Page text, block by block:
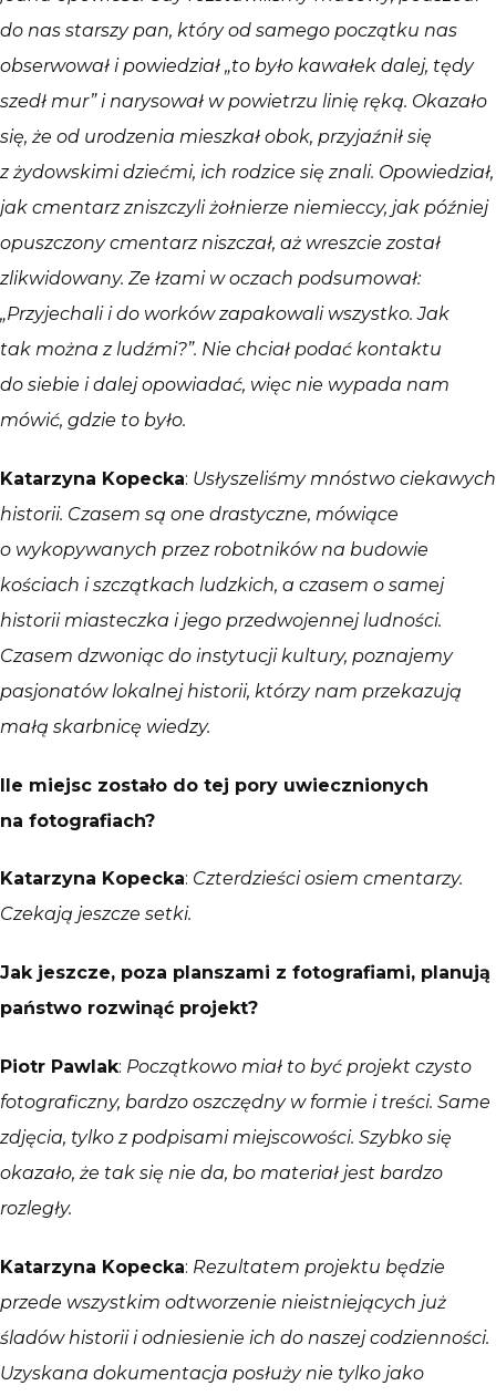
do nas starszy pan, który od samego początku nas
obserwował i powiedział „to było kawałek dalej, tędy
szedł mur” i narysował w powietrzu linię ręką. Okazało
się, że od urodzenia mieszkał obok, przyjaźnił się
z żydowskimi dziećmi, ich rodzice się znali. Opowiedział,
jak cmentarz zniszczyli żołnierze niemieccy, jak później
opuszczony cmentarz niszczał, aż wreszcie został
zlikwidowany. Ze łzami w oczach podsumował:
„Przyjechali i do worków zapakowali wszystko. Jak
tak można z ludźmi?”. Nie chciał podać kontaktu
do siebie i dalej opowiadać, więc nie wypada nam
mówić, gdzie to było.
Katarzyna Kopecka: Usłyszeliśmy mnóstwo ciekawych
historii. Czasem są one drastyczne, mówiące
o wykopywanych przez robotników na budowie
kościach i szczątkach ludzkich, a czasem o samej
historii miasteczka i jego przedwojennej ludności.
Czasem dzwoniąc do instytucji kultury, poznajemy
pasjonatów lokalnej historii, którzy nam przekazują
małą skarbnicę wiedzy.
Ile miejsc zostało do tej pory uwiecznionych
na fotografiach?
Katarzyna Kopecka: Czterdzieści osiem cmentarzy.
Czekają jeszcze setki.
Jak jeszcze, poza planszami z fotografiami, planują
państwo rozwinąć projekt?
Piotr Pawlak: Początkowo miał to być projekt czysto
fotograficzny, bardzo oszczędny w formie i treści. Same
zdjęcia, tylko z podpisami miejscowości. Szybko się
okazało, że tak się nie da, bo materiał jest bardzo
rozległy.
Katarzyna Kopecka: Rezultatem projektu będzie
przede wszystkim odtworzenie nieistniejących już
śladów historii i odniesienie ich do naszej codzienności.
Uzyskana dokumentacja posłuży nie tylko jako